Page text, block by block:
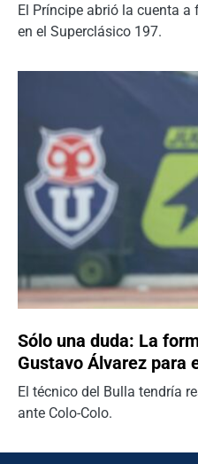
El Príncipe abrió la cuenta
en el Superclásico 197.
Sólo una duda: La
Gustavo Álvarez para
El técnico del Bulla tendría
ante Colo-Colo.